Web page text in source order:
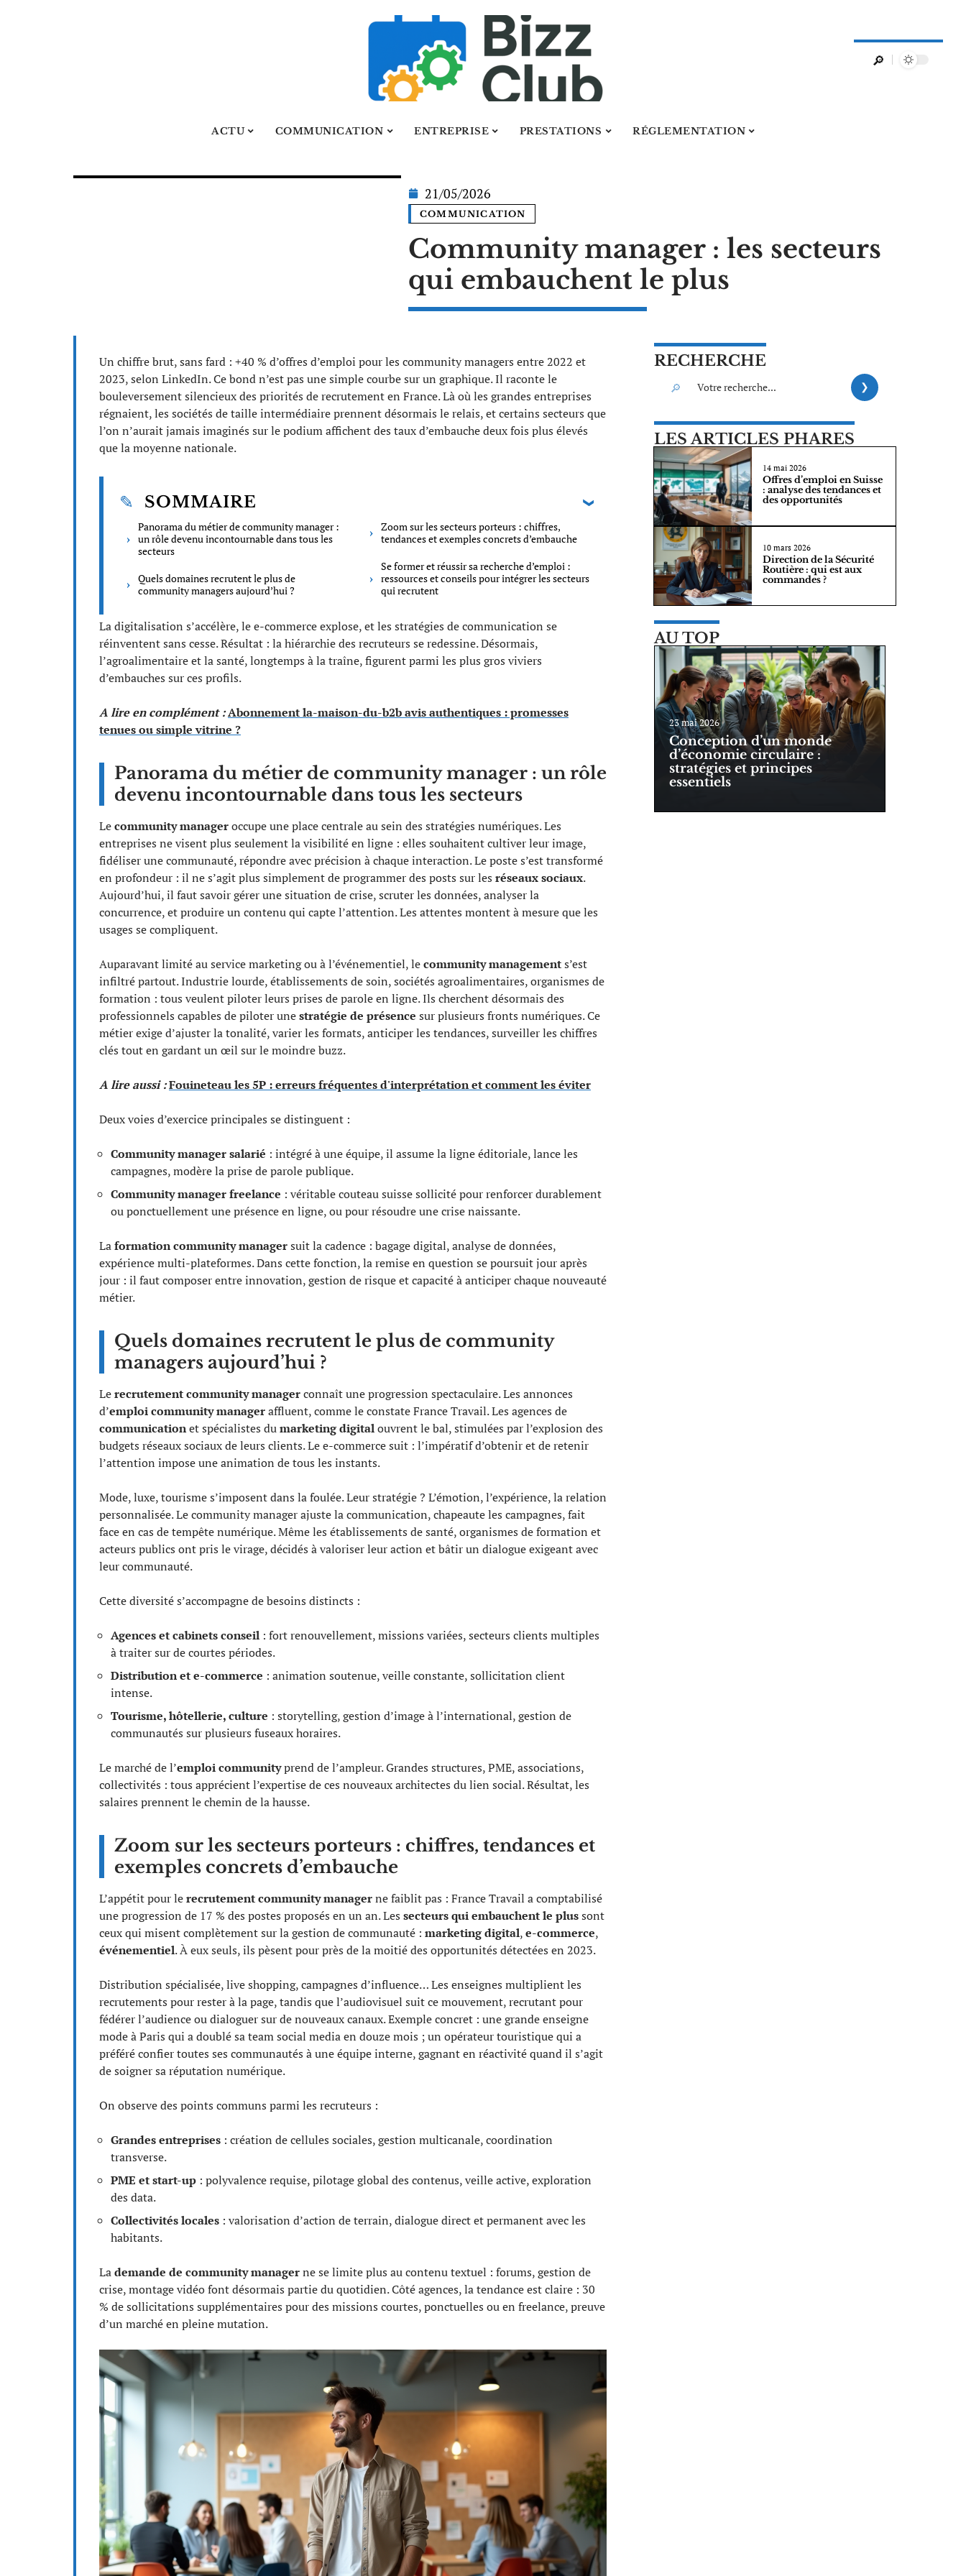
ACTU COMMUNICATION ENTREPRISE PRESTATIONS RÉGLEMENTATION
21/05/2026
COMMUNICATION
Community manager : les secteurs
qui embauchent le plus
Un chiffre brut, sans fard : +40 % d’offres d’emploi pour les community managers entre 2022 et
2023, selon LinkedIn. Ce bond n’est pas une simple courbe sur un graphique. Il raconte le
bouleversement silencieux des priorités de recrutement en France. Là où les grandes entreprises
régnaient, les sociétés de taille intermédiaire prennent désormais le relais, et certains secteurs que
l’on n’aurait jamais imaginés sur le podium affichent des taux d’embauche deux fois plus élevés
que la moyenne nationale.
SOMMAIRE
Panorama du métier de community manager :
un rôle devenu incontournable dans tous les
secteurs
Quels domaines recrutent le plus de
community managers aujourd’hui ?
Zoom sur les secteurs porteurs : chiffres,
tendances et exemples concrets d’embauche
Se former et réussir sa recherche d’emploi :
ressources et conseils pour intégrer les secteurs
qui recrutent
La digitalisation s’accélère, le e-commerce explose, et les stratégies de communication se
réinventent sans cesse. Résultat : la hiérarchie des recruteurs se redessine. Désormais,
l’agroalimentaire et la santé, longtemps à la traîne, figurent parmi les plus gros viviers
d’embauches sur ces profils.
A lire en complément :Abonnement la-maison-du-b2b avis authentiques : promesses
tenues ou simple vitrine ?
Panorama du métier de community manager : un rôle
devenu incontournable dans tous les secteurs
Lecommunity manageroccupe une place centrale au sein des stratégies numériques. Les
entreprises ne visent plus seulement la visibilité en ligne : elles souhaitent cultiver leur image,
fidéliser une communauté, répondre avec précision à chaque interaction. Le poste s’est transformé
en profondeur : il ne s’agit plus simplement de programmer des posts sur les réseaux sociaux.
Aujourd’hui, il faut savoir gérer une situation de crise, scruter les données, analyser la
concurrence, et produire un contenu qui capte l’attention. Les attentes montent à mesure que les
usages se compliquent.
Auparavant limité au service marketing ou à l’événementiel, lecommunity managements’est
infiltré partout. Industrie lourde, établissements de soin, sociétés agroalimentaires, organismes de
formation : tous veulent piloter leurs prises de parole en ligne. Ils cherchent désormais des
professionnels capables de piloter unestratégie de présence sur plusieurs fronts numériques. Ce
métier exige d’ajuster la tonalité, varier les formats, anticiper les tendances, surveiller les chiffres
clés tout en gardant un œil sur le moindre buzz.
A lire aussi :Fouineteau les 5P : erreurs fréquentes d'interprétation et comment les éviter
Deux voies d’exercice principales se distinguent :
Community manager salarié : intégré à une équipe, il assume la ligne éditoriale, lance les
campagnes, modère la prise de parole publique.
Community manager freelance : véritable couteau suisse sollicité pour renforcer durablement
ou ponctuellement une présence en ligne, ou pour résoudre une crise naissante.
Laformation community managersuit la cadence : bagage digital, analyse de données,
expérience multi-plateformes. Dans cette fonction, la remise en question se poursuit jour après
jour : il faut composer entre innovation, gestion de risque et capacité à anticiper chaque nouveauté
métier.
Quels domaines recrutent le plus de community
managers aujourd’hui ?
Lerecrutement community managerconnaît une progression spectaculaire. Les annonces
d’emploi community manageraffluent, comme le constate France Travail. Les agences de
communicationet spécialistes dumarketing digitalouvrent le bal, stimulées par l’explosion des
budgets réseaux sociaux de leurs clients. Le e-commerce suit : l’impératif d’obtenir et de retenir
l’attention impose une animation de tous les instants.
Mode, luxe, tourisme s’imposent dans la foulée. Leur stratégie ? L’émotion, l’expérience, la relation
personnalisée. Le community manager ajuste la communication, chapeaute les campagnes, fait
face en cas de tempête numérique. Même les établissements de santé, organismes de formation et
acteurs publics ont pris le virage, décidés à valoriser leur action et bâtir un dialogue exigeant avec
leur communauté.
Cette diversité s’accompagne de besoins distincts :
Agences et cabinets conseil : fort renouvellement, missions variées, secteurs clients multiples
à traiter sur de courtes périodes.
Distribution et e-commerce : animation soutenue, veille constante, sollicitation client
intense.
Tourisme, hôtellerie, culture : storytelling, gestion d’image à l’international, gestion de
communautés sur plusieurs fuseaux horaires.
Le marché de l’emploi communityprend de l’ampleur. Grandes structures, PME, associations,
collectivités : tous apprécient l’expertise de ces nouveaux architectes du lien social. Résultat, les
salaires prennent le chemin de la hausse.
Zoom sur les secteurs porteurs : chiffres, tendances et
exemples concrets d’embauche
L’appétit pour lerecrutement community managerne faiblit pas : France Travail a comptabilisé
une progression de 17 % des postes proposés en un an. Les secteurs qui embauchent le plussont
ceux qui misent complètement sur la gestion de communauté : marketing digital,e-commerce,
événementiel. À eux seuls, ils pèsent pour près de la moitié des opportunités détectées en 2023.
Distribution spécialisée, live shopping, campagnes d’influence… Les enseignes multiplient les
recrutements pour rester à la page, tandis que l’audiovisuel suit ce mouvement, recrutant pour
fédérer l’audience ou dialoguer sur de nouveaux canaux. Exemple concret : une grande enseigne
mode à Paris qui a doublé sa team social media en douze mois ; un opérateur touristique qui a
préféré confier toutes ses communautés à une équipe interne, gagnant en réactivité quand il s’agit
de soigner sa réputation numérique.
On observe des points communs parmi les recruteurs :
Grandes entreprises : création de cellules sociales, gestion multicanale, coordination
transverse.
PME et start-up : polyvalence requise, pilotage global des contenus, veille active, exploration
des data.
Collectivités locales : valorisation d’action de terrain, dialogue direct et permanent avec les
habitants.
Lademande de community managerne se limite plus au contenu textuel : forums, gestion de
crise, montage vidéo font désormais partie du quotidien. Côté agences, la tendance est claire : 30
% de sollicitations supplémentaires pour des missions courtes, ponctuelles ou en freelance, preuve
d’un marché en pleine mutation.
RECHERCHE
LES ARTICLES PHARES
14 mai 2026
Offres d’emploi en Suisse
: analyse des tendances et
des opportunités
10 mars 2026
Direction de la Sécurité
Routière : qui est aux
commandes ?
AU TOP
23 mai 2026
Conception d’un monde
d’économie circulaire :
stratégies et principes
essentiels